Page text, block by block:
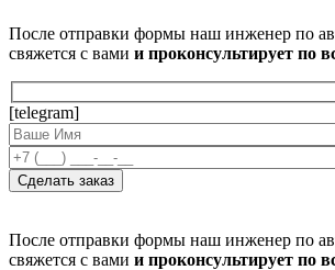
После отправки формы наш инженер по
свяжется с вами и проконсультирует по
[telegram]
После отправки формы наш инженер по
свяжется с вами и проконсультирует по